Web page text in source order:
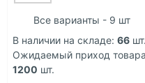
Все варианты - 9 шт
В наличии на складе: 66 шт.
Ожидаемый приход
1200 шт.